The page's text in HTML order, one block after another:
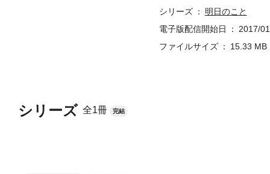
シリーズ 全1冊 完結
シリーズ
明日のこと
電子版配信開始日
2017/
ファイルサイズ
15.33 MB